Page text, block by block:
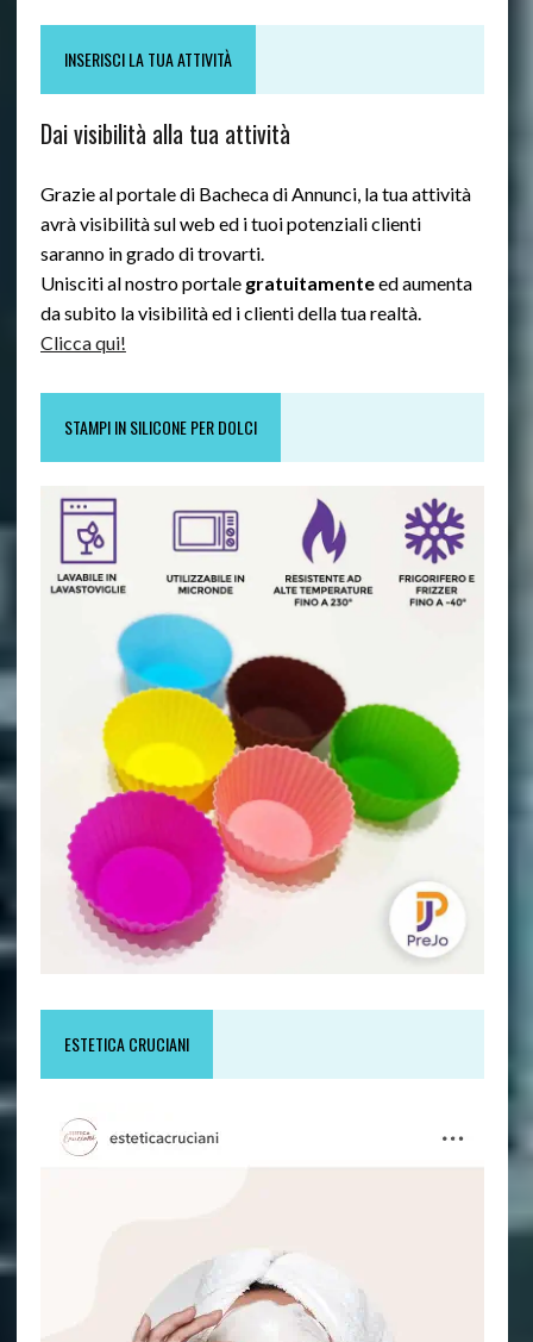
INSERISCI LA TUA ATTIVITÀ
Dai visibilità alla tua attività
Grazie al portale di Bacheca di Annunci, la tua attività
avrà visibilità sul web ed i tuoi potenziali clienti
saranno in grado di trovarti.
Unisciti al nostro portale gratuitamenteed aumenta
da subito la visibilità ed i clienti della tua realtà.
Clicca qui!
STAMPI IN SILICONE PER DOLCI
ESTETICA CRUCIANI